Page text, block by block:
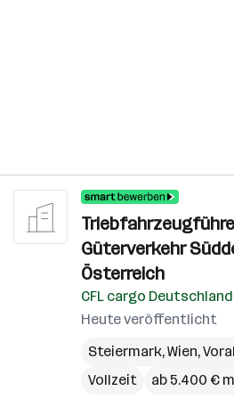
Güterverkehr
Österreich
CFL cargo Deutschland
Heute veröffentlicht
Steiermark,Wien,
Vollzeit
ab 5.400 €